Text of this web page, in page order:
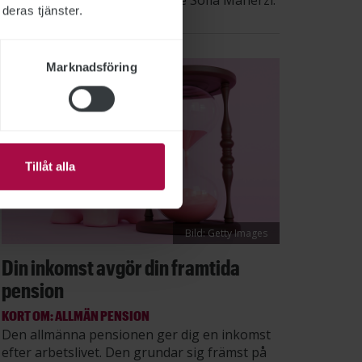
tjänster.
Marknadsföring
Tillåt alla
Bild: Getty Images
Din inkomst avgör din framtida
pension
KORT OM: ALLMÄN PENSION
Den allmänna pensionen ger dig en inkomst
efter arbetslivet. Den grundar sig främst på